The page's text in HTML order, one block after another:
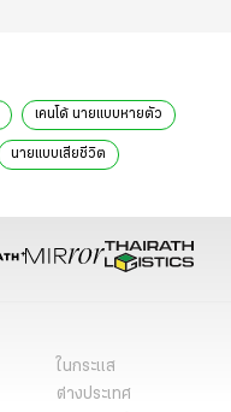
เคนโด้ นายแบบหายตัว
นายแบบเสียชีวิต
ในกระแส
ต่างประเทศ